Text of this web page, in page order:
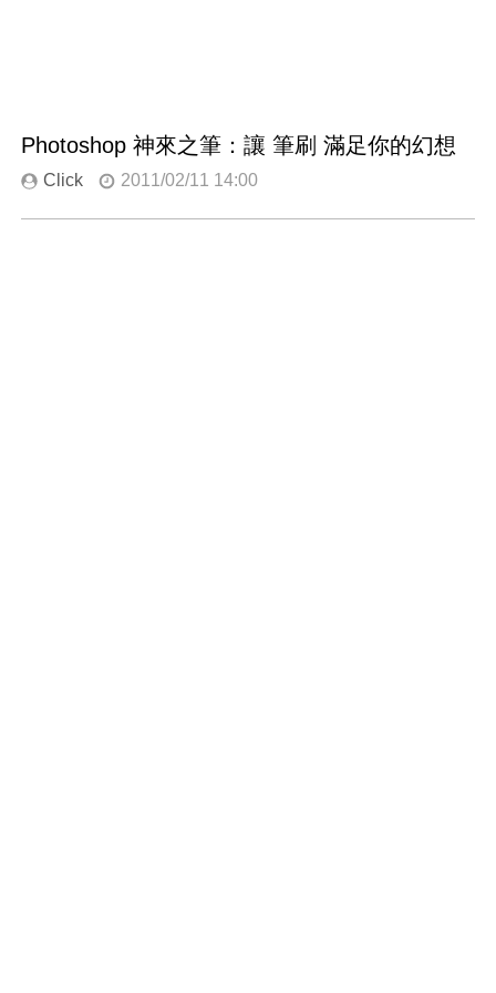
Photoshop 神來之筆：讓 筆刷 滿足你的幻想
Click 2011/02/11 14:00